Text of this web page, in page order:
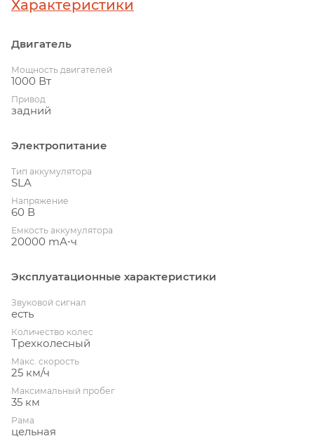
Характеристики
Двигатель
Мощность двигателей
1000 Вт
Привод
задний
Электропитание
Тип аккумулятора
SLA
Напряжение
60 В
Емкость аккумулятора
20000 mА⋅ч
Эксплуатационные характеристики
Звуковой сигнал
есть
Количество колес
Трехколесный
Макс. скорость
25 км/ч
Максимальный пробег
35 км
Рама
цельная